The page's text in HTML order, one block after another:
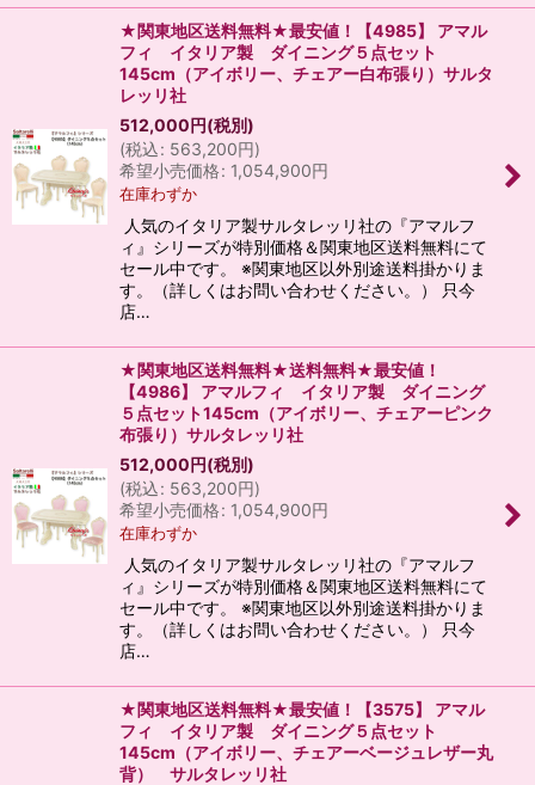
★関東地区送料無料★最安値！【4985】 アマル
フィ イタリア製 ダイニング５点セット
145cm（アイボリー、チェアー白布張り）サルタ
レッリ社
512,000円(税別)
(税込: 563,200円)
希望小売価格: 1,054,900円
在庫わずか
人気のイタリア製サルタレッリ社の『アマルフ
ィ』シリーズが特別価格＆関東地区送料無料にて
セール中です。 ※関東地区以外別途送料掛かりま
す。（詳しくはお問い合わせください。） 只今
店…
★関東地区送料無料★送料無料★最安値！
【4986】 アマルフィ イタリア製 ダイニング
５点セット145cm（アイボリー、チェアーピンク
布張り）サルタレッリ社
512,000円(税別)
(税込: 563,200円)
希望小売価格: 1,054,900円
在庫わずか
人気のイタリア製サルタレッリ社の『アマルフ
ィ』シリーズが特別価格＆関東地区送料無料にて
セール中です。 ※関東地区以外別途送料掛かりま
す。（詳しくはお問い合わせください。） 只今
店…
★関東地区送料無料★最安値！【3575】 アマル
フィ イタリア製 ダイニング５点セット
145cm（アイボリー、チェアーベージュレザー丸
背） サルタレッリ社